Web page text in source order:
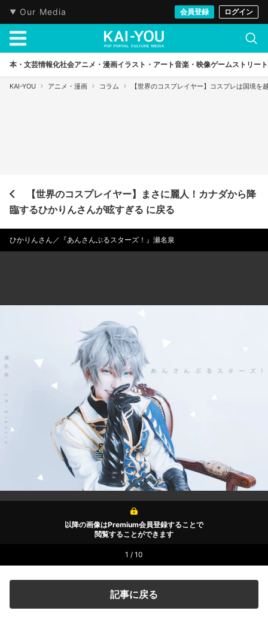
Our Media 会員登録 ログイン
本・文芸情報化社会アニメ・漫画イラスト・アート音楽・映像ゲームストリート
KAI-YOU アニメ・漫画 コラム 【世界のコスプレイヤー】コスプレは国境を
【世界のコスプレイヤー】まさに麗人！カナダから降
臨するひかりんさんが眩すぎる に戻る
ひかりんさん／『あんさんぶるスターズ！』瀬名泉
以降の画像はPremium会員登録することで
閲覧することができます
1 / 10
記事に戻る